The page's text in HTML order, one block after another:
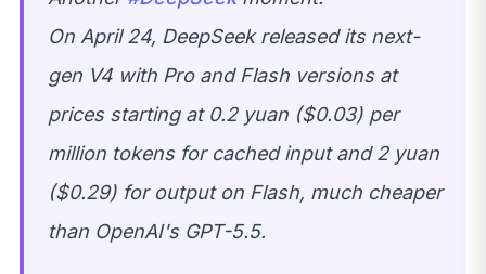
On April 24, DeepSeek released its next-
gen V4 with Pro and Flash versions at
prices starting at 0.2 yuan ($0.03) per
million tokens for cached input and 2 yuan
($0.29) for output on Flash, much cheaper
than OpenAI's GPT-5.5.